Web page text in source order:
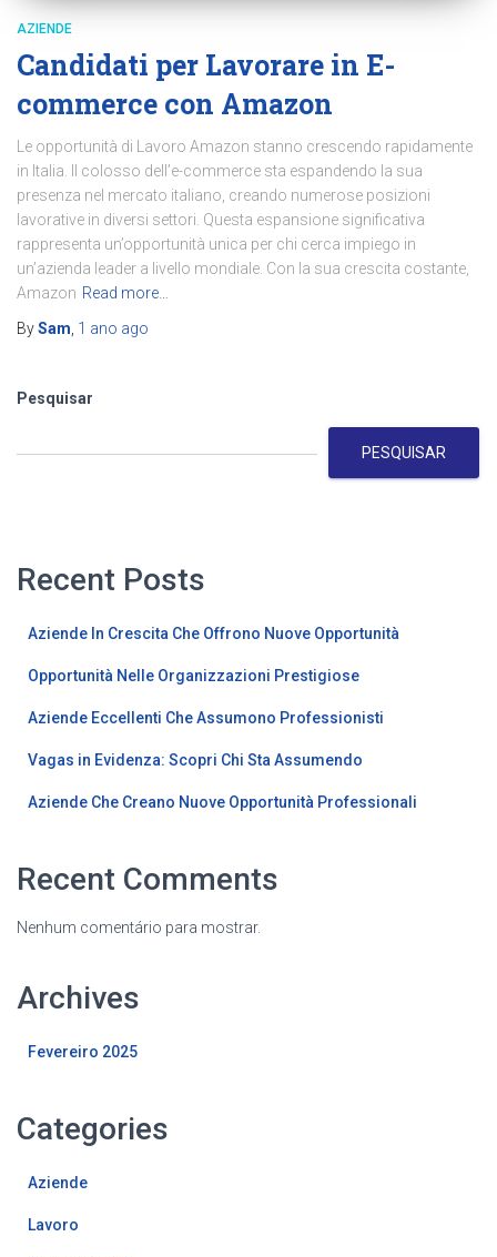
AZIENDE
Candidati per Lavorare in E-
commerce con Amazon
Le opportunità di Lavoro Amazon stanno crescendo rapidamente
in Italia. Il colosso dell’e-commerce sta espandendo la sua
presenza nel mercato italiano, creando numerose posizioni
lavorative in diversi settori. Questa espansione significativa
rappresenta un’opportunità unica per chi cerca impiego in
un’azienda leader a livello mondiale. Con la sua crescita costante,
Amazon Read more…
BySam, 1 ano ago
Pesquisar
PESQUISAR
Recent Posts
Aziende In Crescita Che Offrono Nuove Opportunità
Opportunità Nelle Organizzazioni Prestigiose
Aziende Eccellenti Che Assumono Professionisti
Vagas in Evidenza: Scopri Chi Sta Assumendo
Aziende Che Creano Nuove Opportunità Professionali
Recent Comments
Nenhum comentário para mostrar.
Archives
Fevereiro 2025
Categories
Aziende
Lavoro